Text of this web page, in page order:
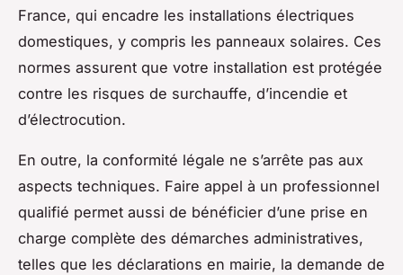
France, qui encadre les installations électriques
domestiques, y compris les panneaux solaires. Ces
normes assurent que votre installation est protégée
contre les risques de surchauffe, d’incendie et
d’électrocution.
En outre, la conformité légale ne s’arrête pas aux
aspects techniques. Faire appel à un professionnel
qualifié permet aussi de bénéficier d’une prise en
charge complète des démarches administratives,
telles que les déclarations en mairie, la demande de